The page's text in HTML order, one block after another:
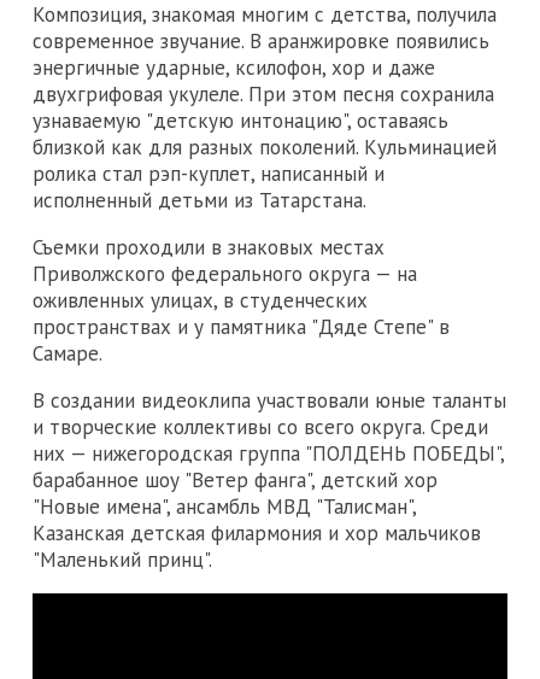
Композиция, знакомая многим с детства, получила
современное звучание. В аранжировке появились
энергичные ударные, ксилофон, хор и даже
двухгрифовая укулеле. При этом песня сохранила
узнаваемую "детскую интонацию", оставаясь
близкой как для разных поколений. Кульминацией
ролика стал рэп-куплет, написанный и
исполненный детьми из Татарстана.
Съемки проходили в знаковых местах
Приволжского федерального округа — на
оживленных улицах, в студенческих
пространствах и у памятника "Дяде Степе" в
Самаре.
В создании видеоклипа участвовали юные таланты
и творческие коллективы со всего округа. Среди
них — нижегородская группа "ПОЛДЕНЬ ПОБЕДЫ",
барабанное шоу "Ветер фанга", детский хор
"Новые имена", ансамбль МВД "Талисман",
Казанская детская филармония и хор мальчиков
"Маленький принц".